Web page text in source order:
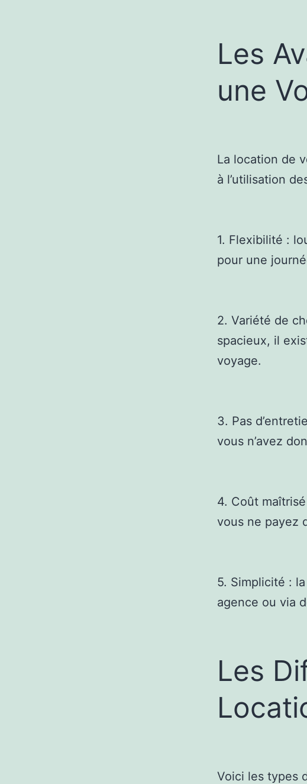
Les
une
La location de
à l’utilisation
1. Flexibilité :
pour une
2. Variété de
spacieux, il
voyage.
3. Pas
vous n’avez
4. Coût
vous ne payez
5. Simplicité :
agence ou via
Les
Voici les types